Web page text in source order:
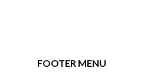
FOOTER MENU